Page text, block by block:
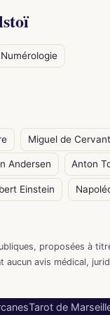
Numérologie
Miguel de
Andersen Anton
Einstein
proposées à
avis médical,
Tarot de